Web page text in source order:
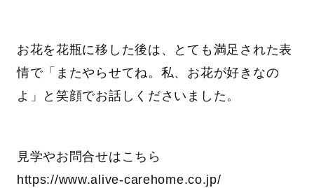
お花を花瓶に移した後は、とても満足された表
情で「またやらせてね。私、お花が好きなの
よ」と笑顔でお話しくださいました。
見学やお問合せはこちら
https://www.alive-carehome.co.jp/